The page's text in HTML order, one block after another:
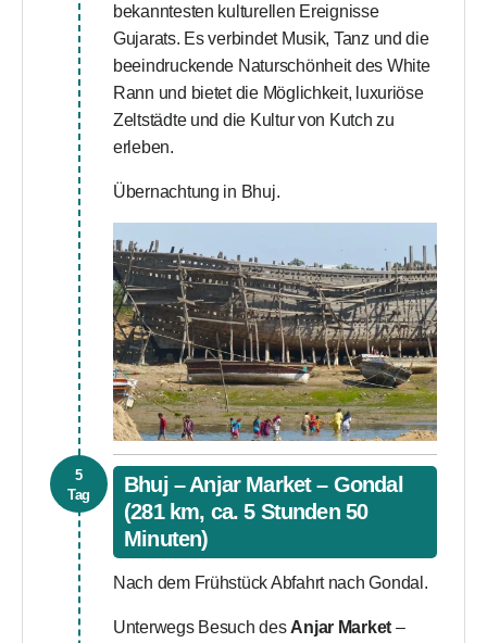
bekanntesten kulturellen Ereignisse
Gujarats. Es verbindet Musik, Tanz und die
beeindruckende Naturschönheit des White
Rann und bietet die Möglichkeit, luxuriöse
Zeltstädte und die Kultur von Kutch zu
erleben.
Übernachtung in Bhuj.
5
Tag
Bhuj – Anjar Market – Gondal
(281 km, ca. 5 Stunden 50
Minuten)
Nach dem Frühstück Abfahrt nach Gondal.
Unterwegs Besuch des Anjar Market –